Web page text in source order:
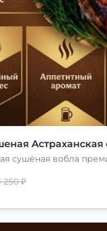
Астраханская
сушёная вобла
250 ₽